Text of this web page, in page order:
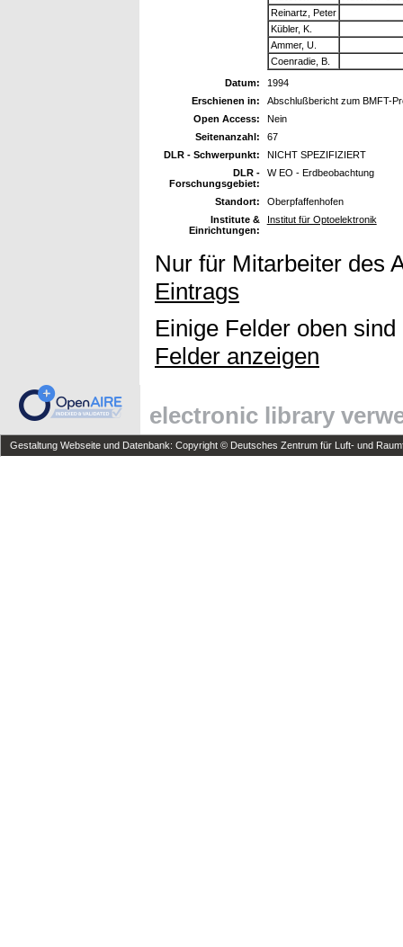
Reinartz, Peter
Kübler, K.
Ammer, U.
Coenradie, B.
Datum:
1994
Erschienen in:
Abschlußbericht zum BMFT-
Open Access:
Nein
Seitenanzahl:
67
DLR - Schwerpunkt:
NICHT SPEZIFIZIERT
DLR -
Forschungsgebiet:
W EO - Erdbeobachtung
Standort:
Oberpfaffenhofen
Institute &
Einrichtungen:
Institut für Optoelektronik
Nur für Mitarbeiter des
Eintrags
Einige Felder oben
Felder anzeigen
electronic library
Gestaltung Webseite und Datenbank: Copyright © Deutsches Zentrum für Luft- und